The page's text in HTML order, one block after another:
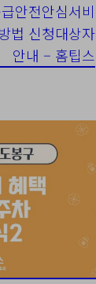
안전안심서비
법 신청대상자
안내 – 홈팁스